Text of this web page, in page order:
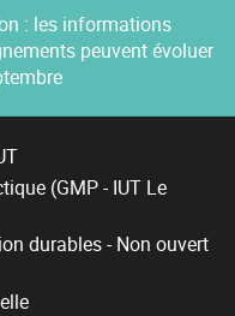
: les informations
peuvent évoluer
(GMP - IUT Le
durables - Non ouvert